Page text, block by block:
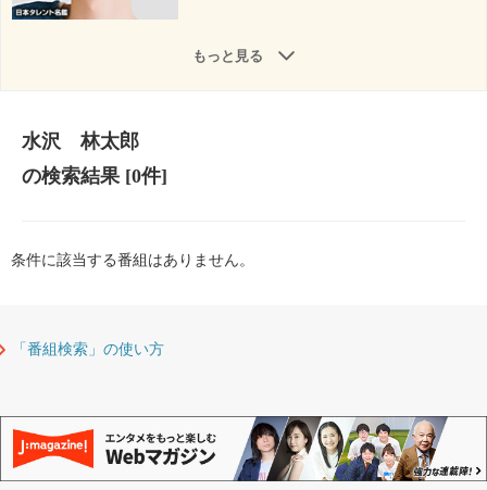
もっと見る
水沢 林太郎
の検索結果[0件]
条件に該当する番組はありません。
「番組検索」の使い方